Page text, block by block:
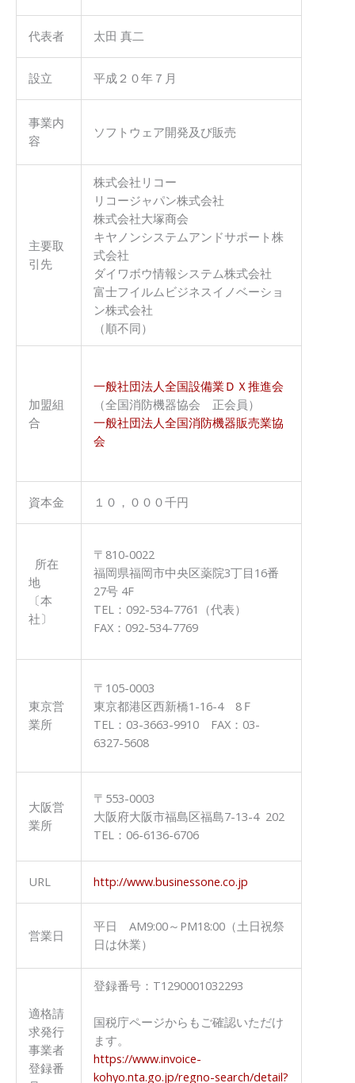
代表者 太田 真二
設立 平成２０年７月
事業内
容
ソフトウェア開発及び販売
主要取
引先
株式会社リコー
リコージャパン株式会社
株式会社大塚商会
キヤノンシステムアンドサポート株
式会社
ダイワボウ情報システム株式会社
富士フイルムビジネスイノベーショ
ン株式会社
（順不同）
加盟組
合
一般社団法人全国設備業ＤＸ推進会
（全国消防機器協会 正会員）
一般社団法人全国消防機器販売業協
会
資本金 １０，０００千円
所在
地
〔本
社〕
〒810-0022
福岡県福岡市中央区薬院3丁目16番
27号 4F
TEL：092-534-7761（代表）
FAX：092-534-7769
東京営
業所
〒105-0003
東京都港区西新橋1-16-4 8Ｆ
TEL：03-3663-9910 FAX：03-
6327-5608
大阪営
業所
〒553-0003
大阪府大阪市福島区福島7-13-4 202
TEL：06-6136-6706
URL http://www.businessone.co.jp
営業日
平日 AM9:00～PM18:00（土日祝祭
日は休業）
適格請
求発行
事業者
登録番
登録番号：T1290001032293
国税庁ページからもご確認いただけ
ます。
https://www.invoice-
kohyo.nta.go.jp/regno-search/detail?